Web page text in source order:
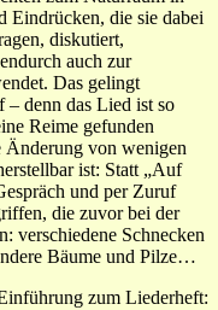
Eindrücken, die sie dabei
diskutiert,
auch zur
Das gelingt
– denn das Lied ist so
Reime gefunden
Änderung von wenigen
ist: Statt „Auf
und per Zuruf
die zuvor bei der
verschiedene Schnecken
Bäume und Pilze…
zum Liederheft: